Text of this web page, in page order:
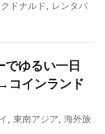
ドナルド, レンタバ
でゆるい一日
コインランド
, 東南アジア, 海外旅